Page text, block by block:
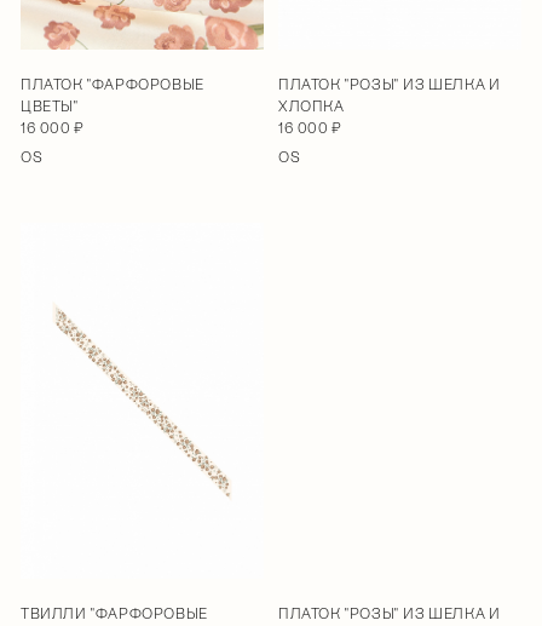
ПЛАТОК "ФАРФОРОВЫЕ
ЦВЕТЫ"
16 000 ₽
OS
ПЛАТОК "РОЗЫ" ИЗ ШЕЛКА И
ХЛОПКА
16 000 ₽
OS
ТВИЛЛИ "ФАРФОРОВЫЕ
ПЛАТОК "РОЗЫ" ИЗ ШЕЛКА И